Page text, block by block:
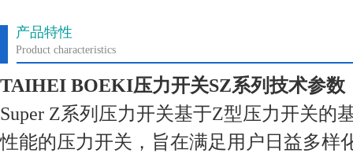
产品特性
Product characteristics
TAIHEI BOEKI压力开关SZ系列技术参数
Super Z系列压力开关基于Z型压力开关的
性能的压力开关，旨在满足用户日益多样